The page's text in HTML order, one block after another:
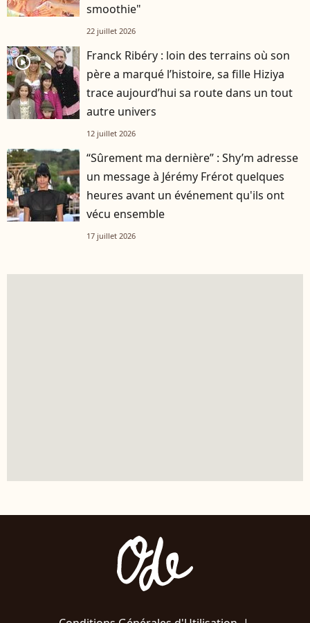
smoothie"
22 juillet 2026
player2
Franck Ribéry : loin des terrains où son
père a marqué l’histoire, sa fille Hiziya
trace aujourd’hui sa route dans un tout
autre univers
12 juillet 2026
“Sûrement ma dernière” : Shy’m adresse
un message à Jérémy Frérot quelques
heures avant un événement qu'ils ont
vécu ensemble
17 juillet 2026